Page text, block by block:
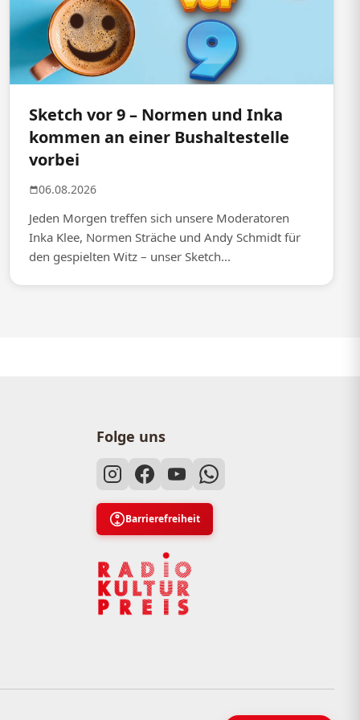
Sketch vor 9 – Normen und Inka
kommen an einer Bushaltestelle
vorbei
06.08.2026
Jeden Morgen treffen sich unsere Moderatoren
Inka Klee, Normen Sträche und Andy Schmidt für
den gespielten Witz – unser Sketch...
Folge uns
Barrierefreiheit